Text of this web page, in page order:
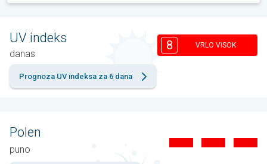
UV indeks
danas
8 VRLO VISOK
Prognoza UV indeksa za 6 dana
Polen
puno